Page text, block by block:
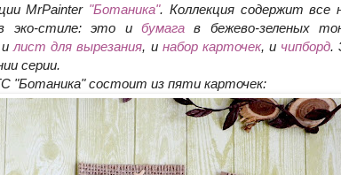
MrPainter "Ботаника". Коллекция содержит все
эко-стиле: это и бумагав бежево-зеленых
илист для вырезания, и набор карточек, и чипборд.
серии.
"Ботаника" состоит из пяти карточек: